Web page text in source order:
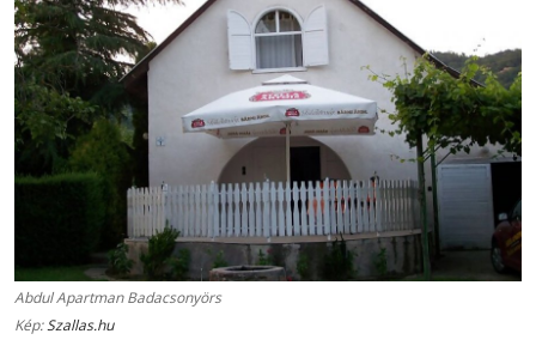
Abdul Apartman Badacsonyörs
Kép:Szallas.hu